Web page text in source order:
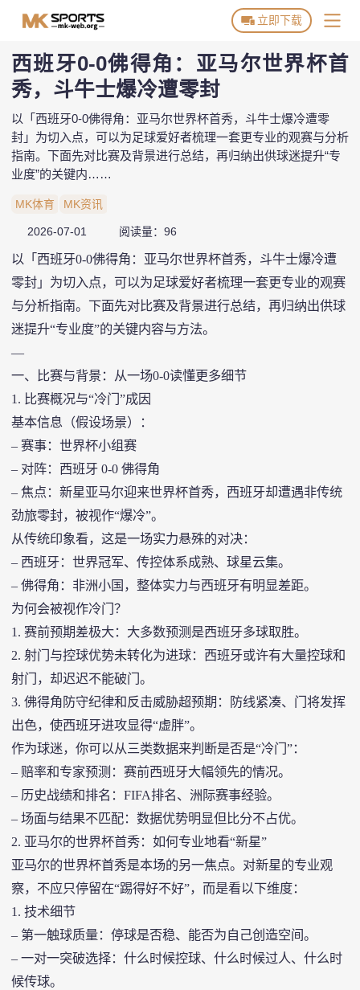
MK首页
MK资讯
平台推荐
立即下载
西班牙0-0佛得角：亚马尔世界杯首
秀，斗牛士爆冷遭零封
以「西班牙0-0佛得角：亚马尔世界杯首秀，斗牛士爆冷遭零
封」为切入点，可以为足球爱好者梳理一套更专业的观赛与分析
指南。下面先对比赛及背景进行总结，再归纳出供球迷提升“专
业度”的关键内……
MK体育 MK资讯
2026-07-01 阅读量：96
以「西班牙0-0佛得角：亚马尔世界杯首秀，斗牛士爆冷遭
零封」为切入点，可以为足球爱好者梳理一套更专业的观赛
与分析指南。下面先对比赛及背景进行总结，再归纳出供球
迷提升“专业度”的关键内容与方法。
—
一、比赛与背景：从一场0-0读懂更多细节
1. 比赛概况与“冷门”成因
基本信息（假设场景）：
– 赛事：世界杯小组赛
– 对阵：西班牙 0-0 佛得角
– 焦点：新星亚马尔迎来世界杯首秀，西班牙却遭遇非传统
劲旅零封，被视作“爆冷”。
从传统印象看，这是一场实力悬殊的对决：
– 西班牙：世界冠军、传控体系成熟、球星云集。
– 佛得角：非洲小国，整体实力与西班牙有明显差距。
为何会被视作冷门？
1. 赛前预期差极大：大多数预测是西班牙多球取胜。
2. 射门与控球优势未转化为进球：西班牙或许有大量控球和
射门，却迟迟不能破门。
3. 佛得角防守纪律和反击威胁超预期：防线紧凑、门将发挥
出色，使西班牙进攻显得“虚胖”。
作为球迷，你可以从三类数据来判断是否是“冷门”：
– 赔率和专家预测：赛前西班牙大幅领先的情况。
– 历史战绩和排名：FIFA排名、洲际赛事经验。
– 场面与结果不匹配：数据优势明显但比分不占优。
2. 亚马尔的世界杯首秀：如何专业地看“新星”
亚马尔的世界杯首秀是本场的另一焦点。对新星的专业观
察，不应只停留在“踢得好不好”，而是看以下维度：
1. 技术细节
– 第一触球质量：停球是否稳、能否为自己创造空间。
– 一对一突破选择：什么时候控球、什么时候过人、什么时
候传球。